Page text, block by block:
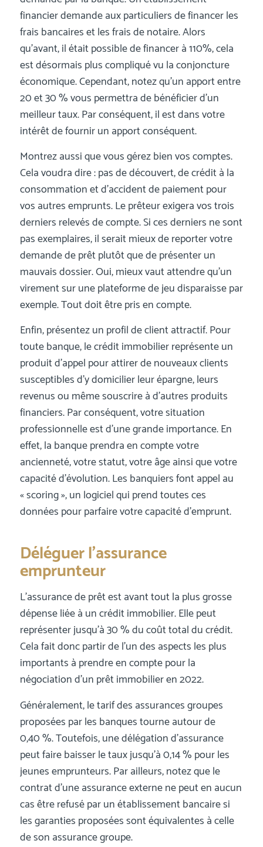
financier demande aux particuliers de financer les
frais bancaires et les frais de notaire. Alors
qu’avant, il était possible de financer à 110%, cela
est désormais plus compliqué vu la conjoncture
économique. Cependant, notez qu’un apport entre
20 et 30 % vous permettra de bénéficier d’un
meilleur taux. Par conséquent, il est dans votre
intérêt de fournir un apport conséquent.
Montrez aussi que vous gérez bien vos comptes.
Cela voudra dire : pas de découvert, de crédit à la
consommation et d’accident de paiement pour
vos autres emprunts. Le prêteur exigera vos trois
derniers relevés de compte. Si ces derniers ne sont
pas exemplaires, il serait mieux de reporter votre
demande de prêt plutôt que de présenter un
mauvais dossier. Oui, mieux vaut attendre qu’un
virement sur une plateforme de jeu disparaisse par
exemple. Tout doit être pris en compte.
Enfin, présentez un profil de client attractif. Pour
toute banque, le crédit immobilier représente un
produit d’appel pour attirer de nouveaux clients
susceptibles d’y domicilier leur épargne, leurs
revenus ou même souscrire à d’autres produits
financiers. Par conséquent, votre situation
professionnelle est d’une grande importance. En
effet, la banque prendra en compte votre
ancienneté, votre statut, votre âge ainsi que votre
capacité d’évolution. Les banquiers font appel au
« scoring », un logiciel qui prend toutes ces
données pour parfaire votre capacité d’emprunt.
Déléguer l’assurance
emprunteur
L’assurance de prêt est avant tout la plus grosse
dépense liée à un crédit immobilier. Elle peut
représenter jusqu’à 30 % du coût total du crédit.
Cela fait donc partir de l’un des aspects les plus
importants à prendre en compte pour la
négociation d’un prêt immobilier en 2022.
Généralement, le tarif des assurances groupes
proposées par les banques tourne autour de
0,40 %. Toutefois, une délégation d’assurance
peut faire baisser le taux jusqu’à 0,14 % pour les
jeunes emprunteurs. Par ailleurs, notez que le
contrat d’une assurance externe ne peut en aucun
cas être refusé par un établissement bancaire si
les garanties proposées sont équivalentes à celle
de son assurance groupe.